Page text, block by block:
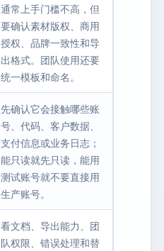
通常上手门槛不高，但
要确认素材版权、商用
授权、品牌一致性和导
出格式。团队使用还要
统一模板和命名。
先确认它会接触哪些账
号、代码、客户数据、
支付信息或业务日志；
能只读就先只读，能用
测试账号就不要直接用
生产账号。
看文档、导出能力、团
队权限、错误处理和替